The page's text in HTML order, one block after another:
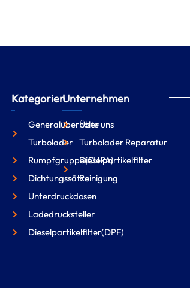
Kategorien
Generalüberholte
Turbolader
Rumpfgruppe(CHRA)
Dichtungssätze
Unterdruckdosen
Ladedrucksteller
Dieselpartikelfilter(DPF)
Unternehmen
Über uns
Turbolader Reparatur
Dieselpartikelfilter
Reinigung